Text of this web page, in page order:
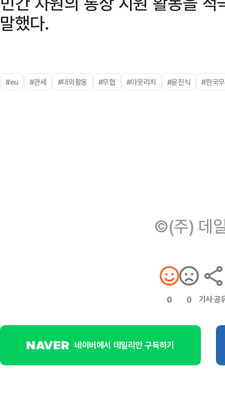
말했다.
#eu #관세 #대외활동 #무협 #아웃리치 #윤진식 #한국
©(주) 데
0 0 기사 공
네이버에서 데일리안 구독하기